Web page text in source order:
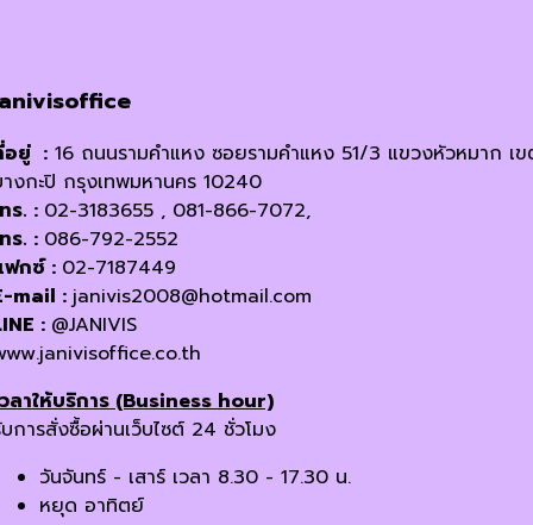
อยู่ : 16 ถนนรามคำแหง ซอยรามคำแหง 51/3 แขวงหัวหมาก เ
งกะปิ กรุงเทพมหานคร 10240
ร. : 02-3183655 , 081-866-7072,
ร. : 086-792-2552
กซ์ : 02-7187449
mail : janivis2008@hotmail.com
: @JANIVIS
ลาให้บริการ (Business hour)
การสั่งซื้อผ่านเว็บไซต์ 24 ชั่วโมง
วันจันทร์ - เสาร์ เวลา 8.30 - 17.30 น.
หยุด อาทิตย์